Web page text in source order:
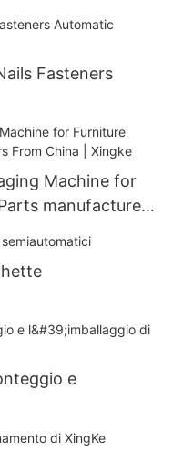
Fasteners
Machine for
manufacturers
e